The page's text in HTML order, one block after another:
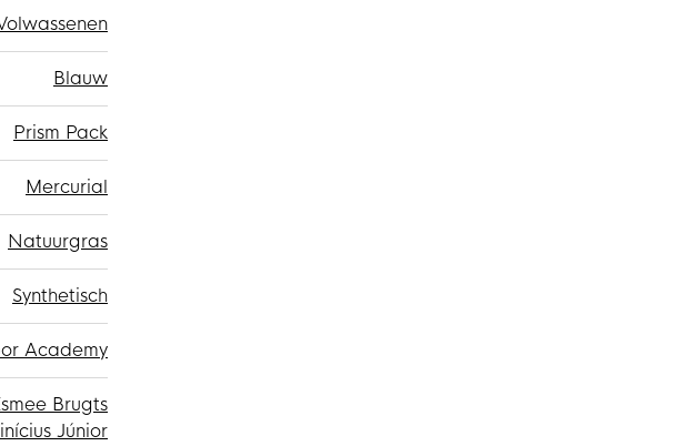
Blauw
Prism Pack
Mercurial
Natuurgras
Synthetisch
Academy
Brugts
Júnior